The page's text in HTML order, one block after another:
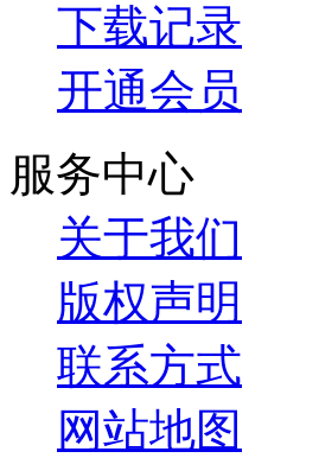
下载记录
开通会员
服务中心
关于我们
版权声明
联系方式
网站地图